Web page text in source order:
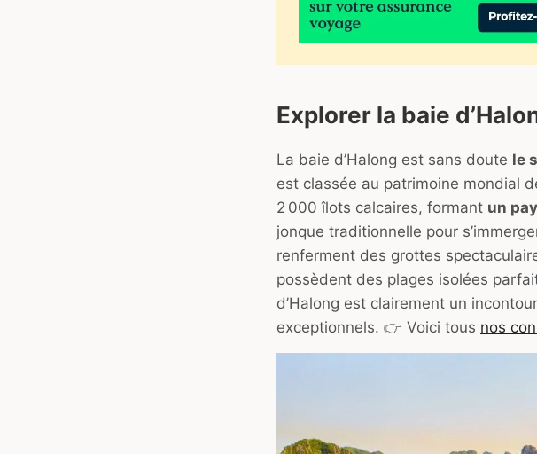
Explorer la baie
La baie d’Halong est sans doute le
est classée au patrimoine mondial
2 000 îlots calcaires, formant un
jonque traditionnelle pour
renferment des grottes
possèdent des plages isolées
d’Halong est clairement un
exceptionnels. 👉 Voici tous nos